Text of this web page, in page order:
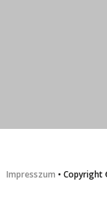
Impresszum •